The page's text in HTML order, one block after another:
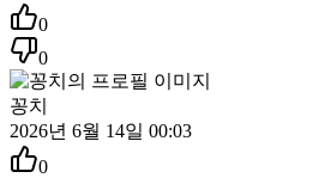
0
0
꽁치
2026년 6월 14일 00:03
0